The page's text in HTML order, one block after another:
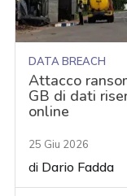
DATA BREACH
Attacco
GB di dati
online
25 Giu 2026
di Dario Fadda